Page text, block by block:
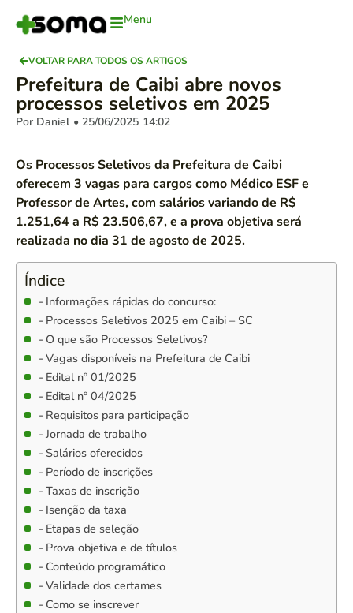
Menu
VOLTAR PARA TODOS OS ARTIGOS
Prefeitura de Caibi abre novos
processos seletivos em 2025
Por Daniel • 25/06/2025 14:02
Os Processos Seletivos da Prefeitura de Caibi
oferecem 3 vagas para cargos como Médico ESF e
Professor de Artes, com salários variando de R$
1.251,64 a R$ 23.506,67, e a prova objetiva será
realizada no dia 31 de agosto de 2025.
Índice
Informações rápidas do concurso:
Processos Seletivos 2025 em Caibi – SC
O que são Processos Seletivos?
Vagas disponíveis na Prefeitura de Caibi
Edital nº 01/2025
Edital nº 04/2025
Requisitos para participação
Jornada de trabalho
Salários oferecidos
Período de inscrições
Taxas de inscrição
Isenção da taxa
Etapas de seleção
Prova objetiva e de títulos
Conteúdo programático
Validade dos certames
Como se inscrever